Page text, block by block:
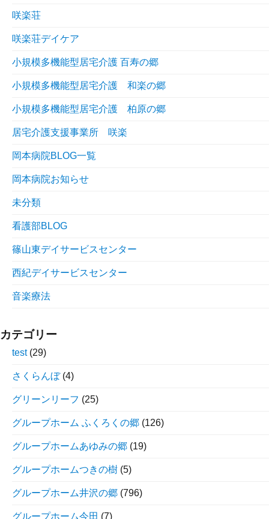
咲楽荘
咲楽荘デイケア
小規模多機能型居宅介護 百寿の郷
小規模多機能型居宅介護 和楽の郷
小規模多機能型居宅介護 柏原の郷
居宅介護支援事業所 咲楽
岡本病院BLOG一覧
岡本病院お知らせ
未分類
看護部BLOG
篠山東デイサービスセンター
西紀デイサービスセンター
音楽療法
カテゴリー
test(29)
さくらんぼ(4)
グリーンリーフ (25)
グループホーム ふくろくの郷 (126)
グループホームあゆみの郷 (19)
グループホームつきの樹 (5)
グループホーム井沢の郷 (796)
グループホーム今田 (7)